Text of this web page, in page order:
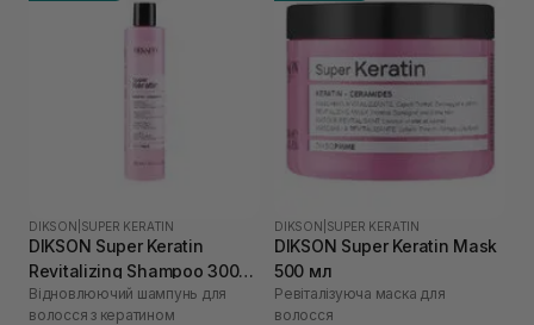
DIKSON SUPER KERATIN
DIKSON Super Keratin
Revitalizing Shampoo 300
мл
Відновлюючий шампунь для
волосся з кератином
DIKSON SUPER KERATIN
DIKSON Super Keratin Mask
500 мл
Ревіталізуюча маска для
волосся